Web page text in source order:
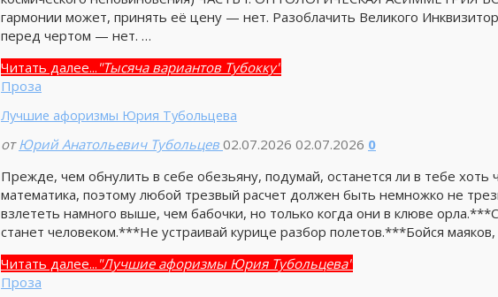
гармонии может, принять её цену — нет. Разоблачить Великого
перед чертом — нет. …
Читать далее... "Тысяча вариантов Тубокку"
Проза
Лучшие афоризмы Юрия Тубольцева
от Юрий Анатольевич Тубольцев 02.07.2026 02.07.2026 0
Прежде, чем обнулить в себе обезьяну, подумай, останется ли в тебе
математика, поэтому любой трезвый расчет должен быть немножко не
взлететь намного выше, чем бабочки, но только когда они в клюве
станет человеком.***Не устраивай курице разбор полетов.***Бойся
Читать далее... "Лучшие афоризмы Юрия Тубольцева"
Проза